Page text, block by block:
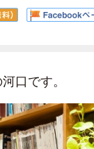
口です。